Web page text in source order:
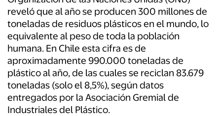
reveló que al año se producen 300 millones de
toneladas de residuos plásticos en el mundo, lo
equivalente al peso de toda la población
humana. En Chile esta cifra es de
aproximadamente 990.000 toneladas de
plástico al año, de las cuales se reciclan 83.679
toneladas (solo el 8,5%), según datos
entregados por la Asociación Gremial de
Industriales del Plástico.